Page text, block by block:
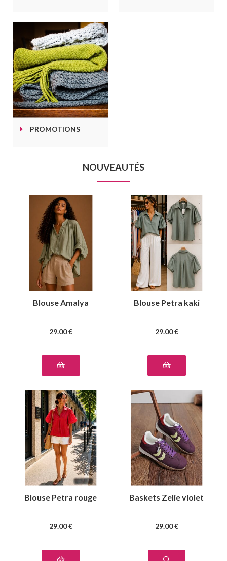
PROMOTIONS
NOUVEAUTÉS
Blouse Amalya
29.00 €
Blouse Petra kaki
29.00 €
Blouse Petra rouge
29.00 €
Baskets Zelie violet
29.00 €